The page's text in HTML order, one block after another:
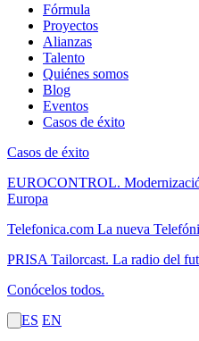
Fórmula
Proyectos
Alianzas
Talento
Quiénes somos
Blog
Eventos
Casos de éxito
Casos de éxito
EUROCONTROL.
Europa
Telefonica.com La nueva
PRISA Tailorcast. La radio del
Conócelos todos.
ES EN